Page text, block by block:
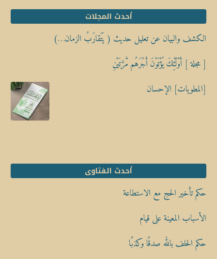
أحدث المجلات
الكشف والبيان عن تعليل حديث ( يَتَقارَبُ الزمان…)
[ مجلة ] أُوْلَٰٓئِكَ يُؤْتَوْنَ أَجْرَهُم مَّرَّتَيْنِ
[المطويات] الإحسان
أحدث الفتاوى
حكم تأخير الحج مع الاستطاعة
الأسباب المعينة على قيام
حكم الحلف بالله صدقًا وكذبًا